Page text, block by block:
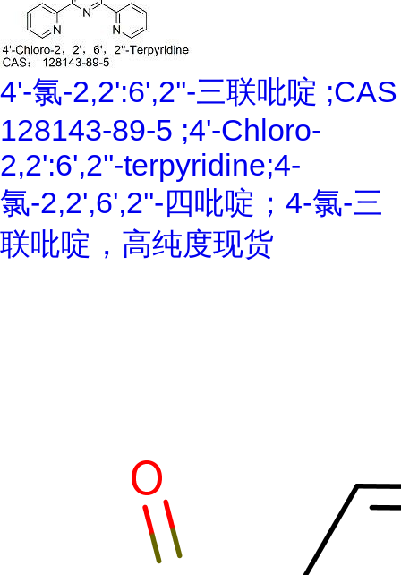
4'-氯-2,2':6',2''-三联吡啶 ;CAS
128143-89-5 ;4'-Chloro-
2,2':6',2''-terpyridine;4-
氯-2,2',6',2''-四吡啶；4-氯-三
联吡啶，高纯度现货